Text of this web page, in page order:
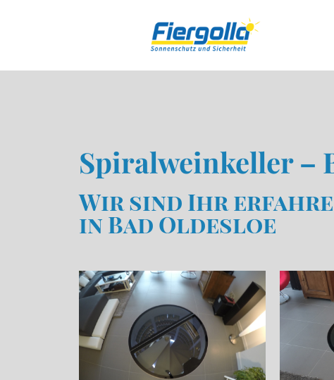
Spiralweinkeller –
Wir sind Ihr
in Bad Oldesloe